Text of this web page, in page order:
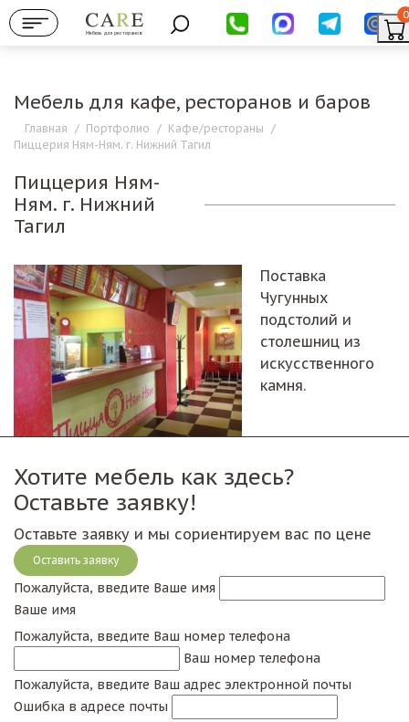
Мебель для ресторанов
0
Мебель для кафе, ресторанов и баров
Главная / Портфолио / Кафе/рестораны /
Пиццерия Ням-Ням. г. Нижний Тагил
Пиццерия Ням-
Ням. г. Нижний
Тагил
Поставка
Чугунных
подстолий и
столешниц из
искусственного
камня.
Хотите мебель как здесь?
Оставьте заявку!
Оставьте заявку и мы сориентируем вас по цене
Оставить заявку
Пожалуйста, введите Ваше имя
Ваше имя
Пожалуйста, введите Ваш номер телефона
Ваш номер телефона
Пожалуйста, введите Ваш адрес электронной почты
Ошибка в адресе почты